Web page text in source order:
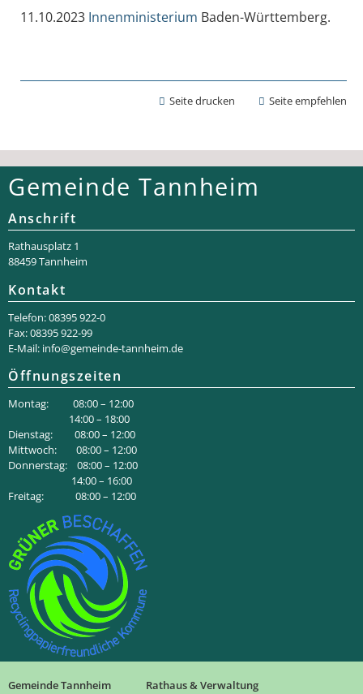
11.10.2023 Innenministerium Baden-Württemberg.
Seite drucken Seite empfehlen
Gemeinde Tannheim
Anschrift
Rathaus­platz 1
88459 Tannheim
Kontakt
Telefon: 08395 922-0
Fax: 08395 922-99
E-Mail: info@gemeinde-tannheim.de
Öffnungszeiten
Montag: 08:00 – 12:00
14:00 – 18:00
Dienstag: 08:00 – 12:00
Mittwoch: 08:00 – 12:00
Donnerstag: 08:00 – 12:00
14:00 – 16:00
Freitag: 08:00 – 12:00
Gemeinde Tannheim
Rathaus & Verwaltung